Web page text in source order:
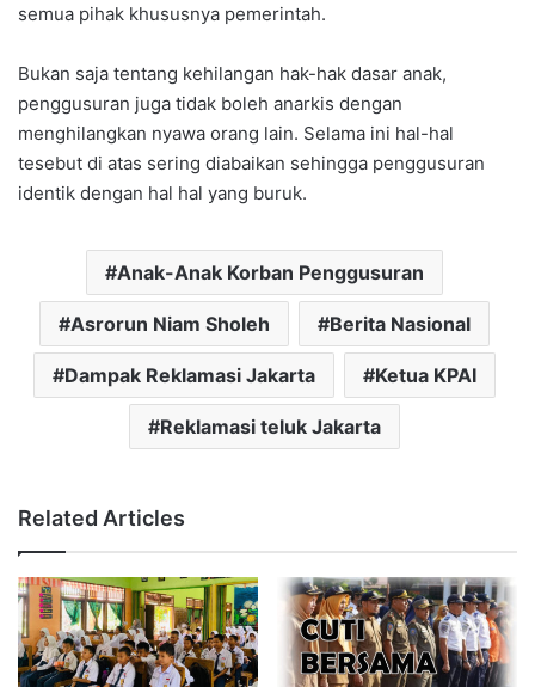
semua pihak khususnya pemerintah.
Bukan saja tentang kehilangan hak-hak dasar anak,
penggusuran juga tidak boleh anarkis dengan
menghilangkan nyawa orang lain. Selama ini hal-hal
tesebut di atas sering diabaikan sehingga penggusuran
identik dengan hal hal yang buruk.
Anak-Anak Korban Penggusuran
Asrorun Niam Sholeh Berita Nasional
Dampak Reklamasi Jakarta Ketua KPAI
Reklamasi teluk Jakarta
Related Articles